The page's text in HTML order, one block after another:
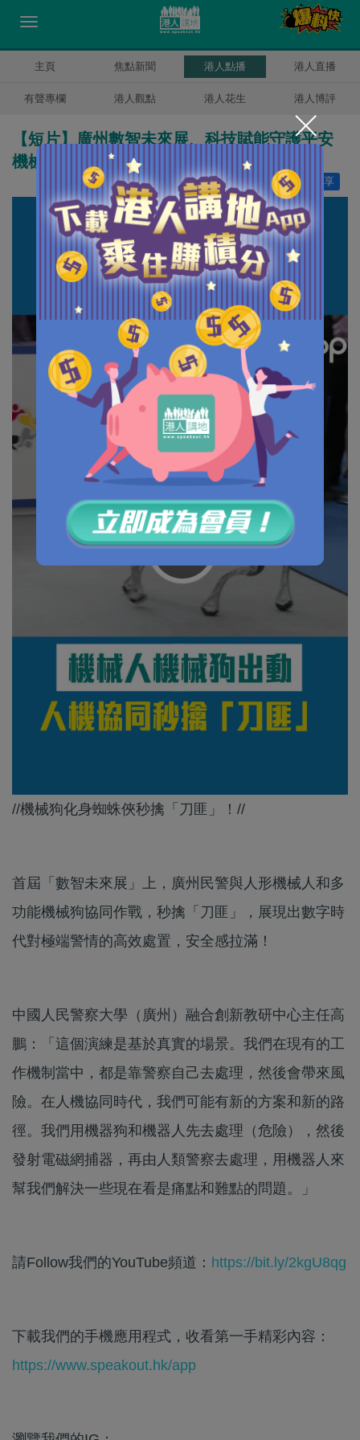
主頁 焦點新聞 港人點播 港人直播
有聲專欄 港人觀點 港人花生 港人博評
【短片】廣州數智未來展、科技賦能守護平安
機械人機械狗出動、人機協同秒擒「刀匪」
分享
讚好 5
//機械狗化身蜘蛛俠秒擒「刀匪」！//
首屆「數智未來展」上，廣州民警與人形機械人和多
功能機械狗協同作戰，秒擒「刀匪」，展現出數字時
代對極端警情的高效處置，安全感拉滿！
中國人民警察大學（廣州）融合創新教研中心主任高
鵬：「這個演練是基於真實的場景。我們在現有的工
作機制當中，都是靠警察自己去處理，然後會帶來風
險。在人機協同時代，我們可能有新的方案和新的路
徑。我們用機器狗和機器人先去處理（危險），然後
發射電磁網捕器，再由人類警察去處理，用機器人來
幫我們解決一些現在看是痛點和難點的問題。」
請Follow我們的YouTube頻道： https://bit.ly/2kgU8qg
下載我們的手機應用程式，收看第一手精彩內容：
https://www.speakout.hk/app